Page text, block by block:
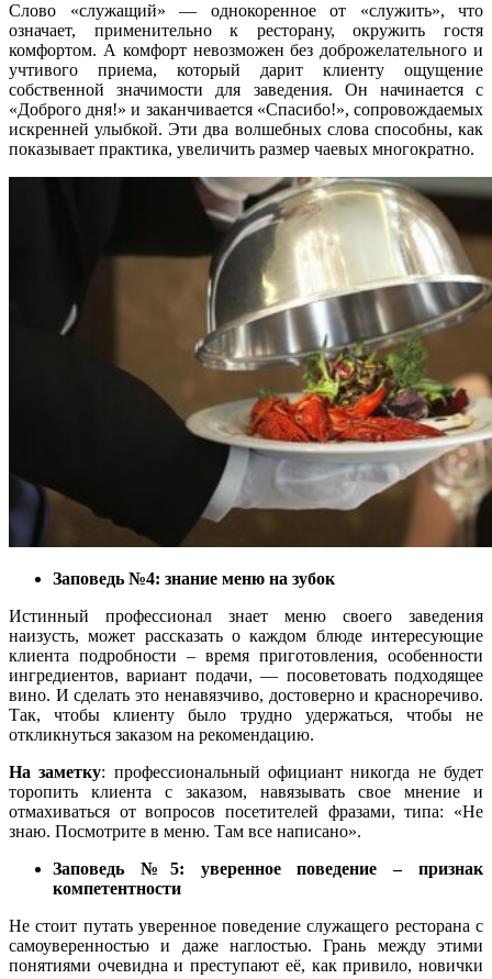
Слово «служащий» — однокоренное от «служить», что
означает, применительно к ресторану, окружить гостя
комфортом. А комфорт невозможен без доброжелательного и
учтивого приема, который дарит клиенту ощущение
собственной значимости для заведения. Он начинается с
«Доброго дня!» и заканчивается «Спасибо!», сопровождаемых
искренней улыбкой. Эти два волшебных слова способны, как
показывает практика, увеличить размер чаевых многократно.
Заповедь №4: знание меню на зубок
Истинный профессионал знает меню своего заведения
наизусть, может рассказать о каждом блюде интересующие
клиента подробности – время приготовления, особенности
ингредиентов, вариант подачи, — посоветовать подходящее
вино. И сделать это ненавязчиво, достоверно и красноречиво.
Так, чтобы клиенту было трудно удержаться, чтобы не
откликнуться заказом на рекомендацию.
На заметку: профессиональный официант никогда не будет
торопить клиента с заказом, навязывать свое мнение и
отмахиваться от вопросов посетителей фразами, типа: «Не
знаю. Посмотрите в меню. Там все написано».
Заповедь №5: уверенное поведение – признак
компетентности
Не стоит путать уверенное поведение служащего ресторана с
самоуверенностью и даже наглостью. Грань между этими
понятиями очевидна и преступают её, как привило, новички